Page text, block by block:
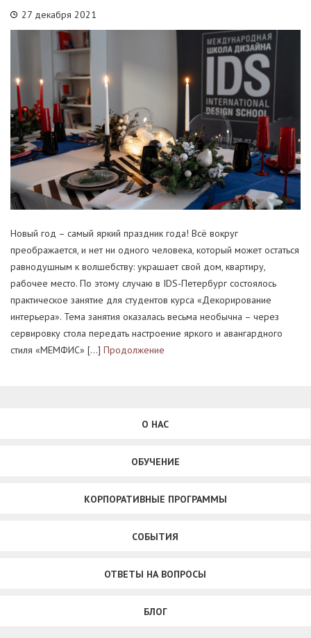
27 декабря 2021
Новый год – самый яркий праздник года! Всё вокруг
преображается, и нет ни одного человека, который может остаться
равнодушным к волшебству: украшает свой дом, квартиру,
рабочее место. По этому случаю в IDS-Петербург состоялось
практическое занятие для студентов курса «Декорирование
интерьера». Тема занятия оказалась весьма необычна – через
сервировку стола передать настроение яркого и авангардного
стиля «МЕМФИС» […] Продолжение
О НАС
ОБУЧЕНИЕ
КОРПОРАТИВНЫЕ ПРОГРАММЫ
СОБЫТИЯ
ОТВЕТЫ НА ВОПРОСЫ
БЛОГ